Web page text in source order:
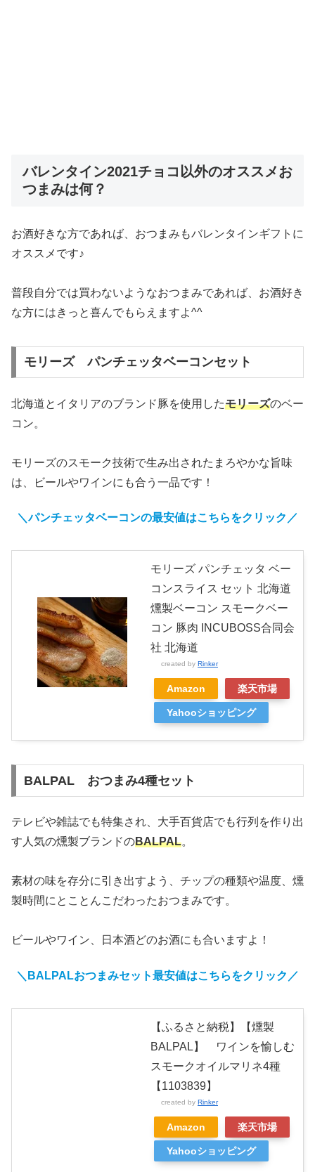
バレンタイン2021チョコ以外のオススメお
つまみは何？
お酒好きな方であれば、おつまみもバレンタインギフトに
オススメです♪
普段自分では買わないようなおつまみであれば、お酒好き
な方にはきっと喜んでもらえますよ^^
モリーズ パンチェッタベーコンセット
北海道とイタリアのブランド豚を使用したモリーズのベー
コン。
モリーズのスモーク技術で生み出されたまろやかな旨味
は、ビールやワインにも合う一品です！
＼パンチェッタベーコンの最安値はこちらをクリック ／
モリーズ パンチェッタ ベー
コンスライス セット 北海道
燻製ベーコン スモークベー
コン 豚肉 INCUBOSS合同会
社 北海道
created by Rinker
Amazon 楽天市場
Yahooショッピング
BALPAL おつまみ4種セット
テレビや雑誌でも特集され、大手百貨店でも行列を作り出
す人気の燻製ブランドのBALPAL。
素材の味を存分に引き出すよう、チップの種類や温度、燻
製時間にとことんこだわったおつまみです。
ビールやワイン、日本酒どのお酒にも合いますよ！
＼BALPALおつまみセット最安値はこちらをクリック ／
【ふるさと納税】【燻製
BALPAL】 ワインを愉しむ
スモークオイルマリネ4種
【1103839】
created by Rinker
Amazon 楽天市場
Yahooショッピング